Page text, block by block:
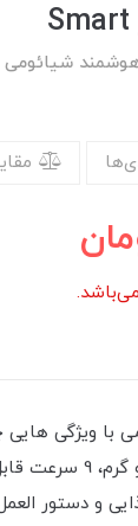
شیائومی
و دستور